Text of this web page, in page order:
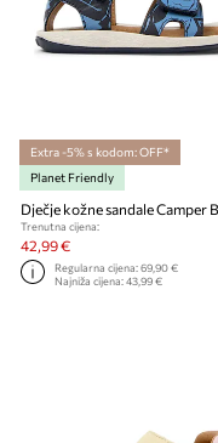
Extra -5% s kodom: OFF*
Planet Friendly
Trenutna cijena:
42,99 €
Regularna cijena:69,90 €
Najniža cijena:43,99 €